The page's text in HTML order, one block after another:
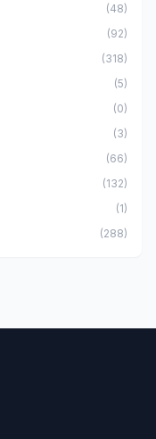
(48)
(92)
(318)
(5)
(0)
(3)
(66)
(132)
(1)
(288)